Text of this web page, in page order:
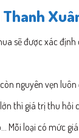
sẽ được xác
nguyên vẹn
thì giá trị thu hồi
Mỗi loại có mức